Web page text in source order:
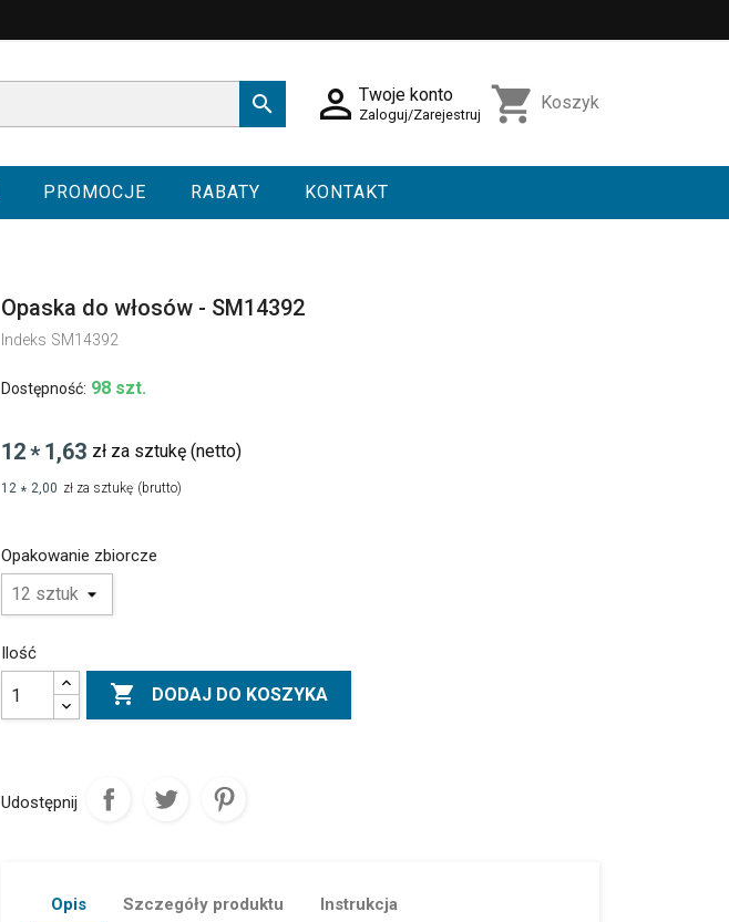
  Twoje konto
Zaloguj/Zarejestruj shopping_cart Koszyk
PROMOCJE RABATY KONTAKT
Opaska do włosów - SM14392
Indeks SM14392
Dostępność: 98 szt.
12* 1,63 zł za sztukę (netto)
12 * 2,00 zł za sztukę (brutto)
Opakowanie zbiorcze
Ilość
 DODAJ DO KOSZYKA
Udostępnij
Opis Szczegóły produktu
Instrukcja